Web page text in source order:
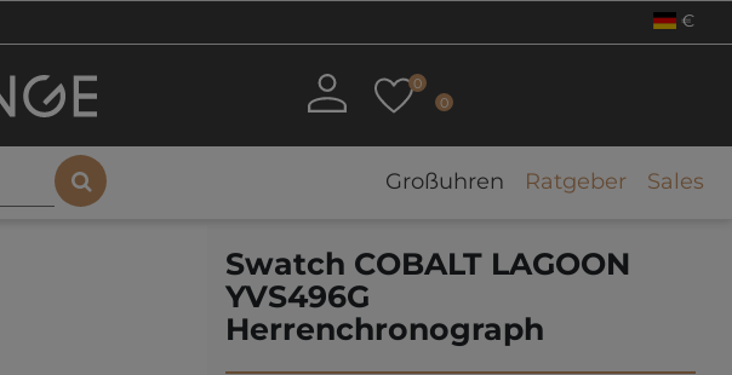
€
0
0
Großuhren Ratgeber Sales
Swatch COBALT LAGOON
YVS496G
Herrenchronograph